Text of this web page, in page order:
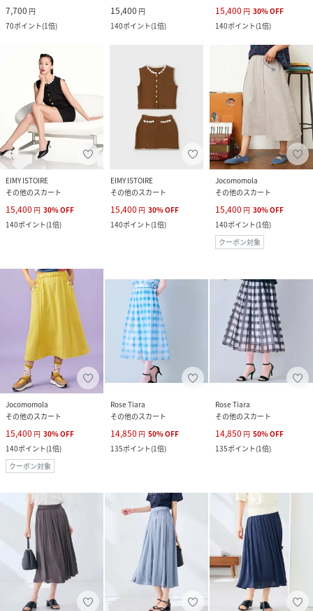
7,700 円
70ポイント(1倍)
15,400 円
140ポイント(1倍)
15,400 円 30%OFF
140ポイント(1倍)
EIMY ISTOIRE
その他のスカート
15,400 円 30%OFF
140ポイント(1倍)
EIMY ISTOIRE
その他のスカート
15,400 円 30%OFF
140ポイント(1倍)
Jocomomola
その他のスカート
15,400 円 30%OFF
140ポイント(1倍)
クーポン対象
Jocomomola
その他のスカート
15,400 円 30%OFF
140ポイント(1倍)
クーポン対象
Rose Tiara
その他のスカート
14,850 円 50%OFF
135ポイント(1倍)
Rose Tiara
その他のスカート
14,850 円 50%OFF
135ポイント(1倍)